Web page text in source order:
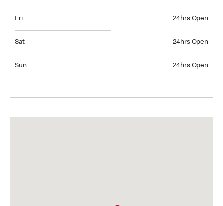
Fri 24hrs Open
Sat 24hrs Open
Sun 24hrs Open